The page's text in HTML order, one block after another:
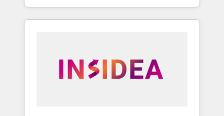
deliver measurable impact and transform
brand experiences As one of the few full-
globally regionalized HubSpot websites,
integrated marketing campaigns, & RevOps